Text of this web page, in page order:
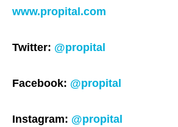
www.propital.com
Twitter: @propital
Facebook: @propital
Instagram: @propital